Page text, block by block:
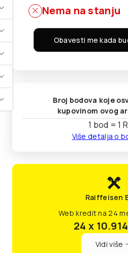
Nema na stanju
Obavesti me kada
Broj bodova koje
kupovinom ovog
1 bod = 1
Više detalja o
Raiffeisen
Web kredit na 24
24 x 10.914
Vidi više